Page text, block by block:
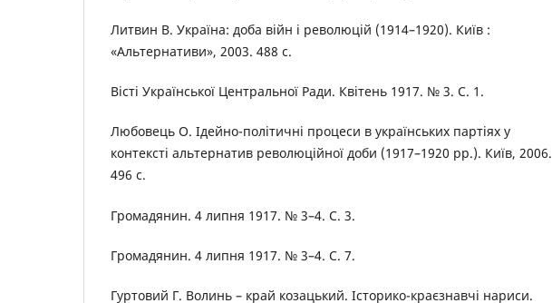
Литвин В. Україна: доба війн і революцій (1914–1920). Київ :
«Альтернативи», 2003. 488 с.
Вісті Української Центральної Ради. Квітень 1917. № 3. С. 1.
Любовець О. Ідейно-політичні процеси в українських партіях у
контексті альтернатив революційної доби (1917–1920 рр.). Київ, 2006.
496 с.
Громадянин. 4 липня 1917. № 3–4. С. 3.
Громадянин. 4 липня 1917. № 3–4. С. 7.
Гуртовий Г. Волинь – край козацький. Історико-краєзнавчі нариси.